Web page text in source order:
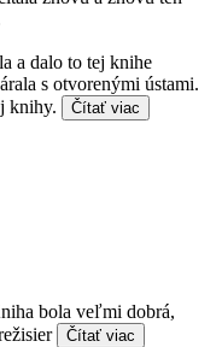
a dalo to tej knihe
s otvorenými ústami.
knihy.
Čítať viac
bola veľmi dobrá,
Čítať viac